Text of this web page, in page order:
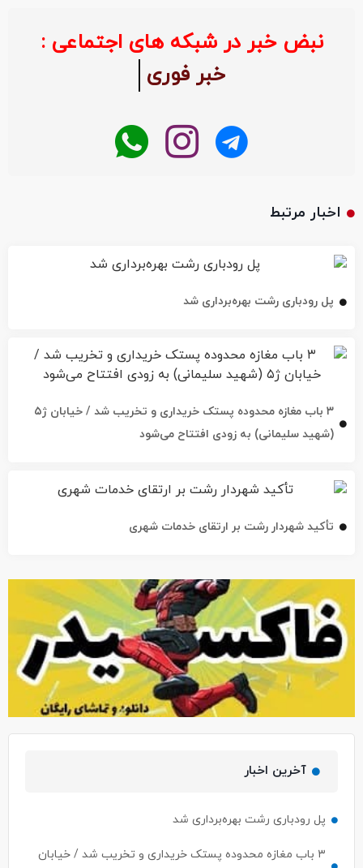
نبض خبر در شبکه های اجتماعی :
خبر فوری
اخبار مرتبط
پل رودباری رشت بهره‌برداری شد
۳ باب مغازه محدوده پستک خریداری و تخریب شد / خیابان ژ۵
(شهید سلیمانی) به زودی افتتاح می‌شود
تأکید شهردار رشت بر ارتقای خدمات شهری
آخرین اخبار
پل رودباری رشت بهره‌برداری شد
۳ باب مغازه محدوده پستک خریداری و تخریب شد / خیابان